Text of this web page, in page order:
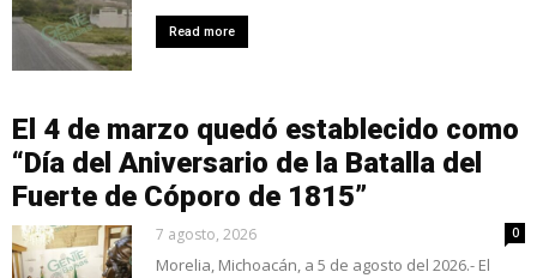
Read more
El 4 de marzo quedó establecido como
“Día del Aniversario de la Batalla del
Fuerte de Cóporo de 1815”
7 agosto, 2026 0
Morelia, Michoacán, a 5 de agosto del 2026.- El